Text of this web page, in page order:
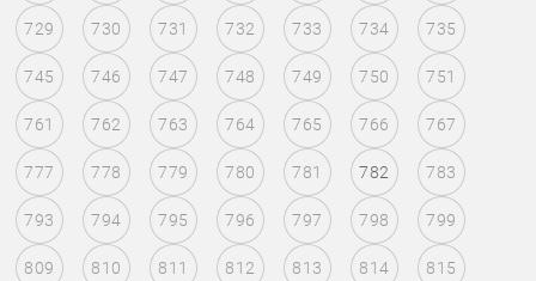
729 730 731 732 733 734 735
745 746 747 748 749 750 751
761 762 763 764 765 766 767
777 778 779 780 781 782 783
793 794 795 796 797 798 799
809 810 811 812 813 814 815